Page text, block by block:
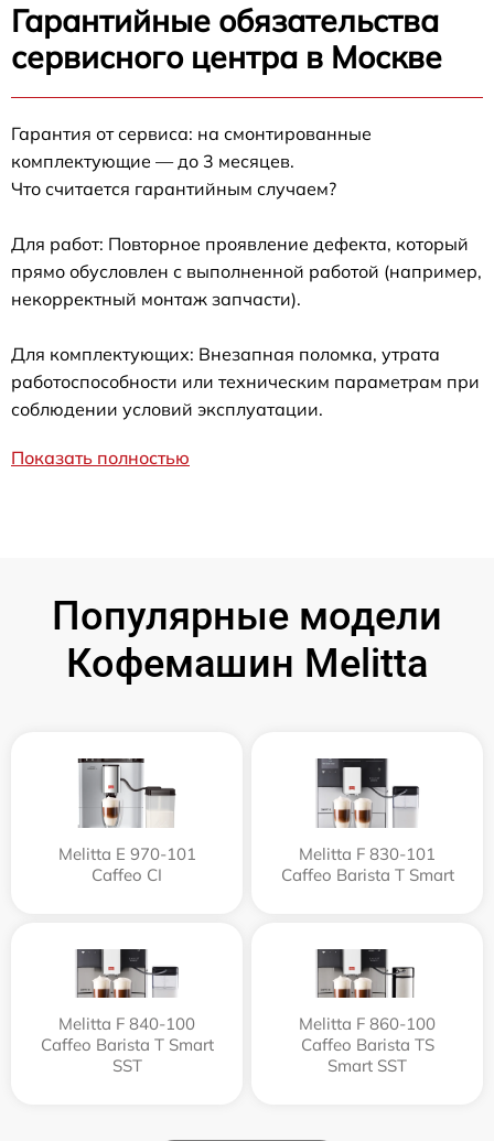
Гарантийные обязательства
сервисного центра в Москве
Гарантия от сервиса: на смонтированные
комплектующие — до 3 месяцев.
Что считается гарантийным случаем?
Для работ: Повторное проявление дефекта, который
прямо обусловлен с выполненной работой (например,
некорректный монтаж запчасти).
Для комплектующих: Внезапная поломка, утрата
работоспособности или техническим параметрам при
соблюдении условий эксплуатации.
Показать полностью
Популярные модели
Кофемашин Melitta
Melitta Е 970-101
Caffeo CI
Melitta F 830-101
Caffeo Barista T Smart
Melitta F 840-100
Caffeo Barista T Smart
SST
Melitta F 860-100
Caffeo Barista TS
Smart SST